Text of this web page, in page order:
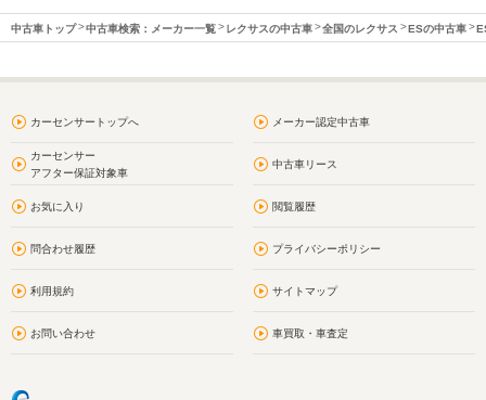
中古車トップ 中古車検索：メーカー一覧 レクサスの中古車 全国のレクサス ESの中古車
カーセンサートップへ メーカー認定中古車
カーセンサー
アフター保証対象車
中古車リース
お気に入り 閲覧履歴
問合わせ履歴 プライバシーポリシー
利用規約 サイトマップ
お問い合わせ 車買取・車査定